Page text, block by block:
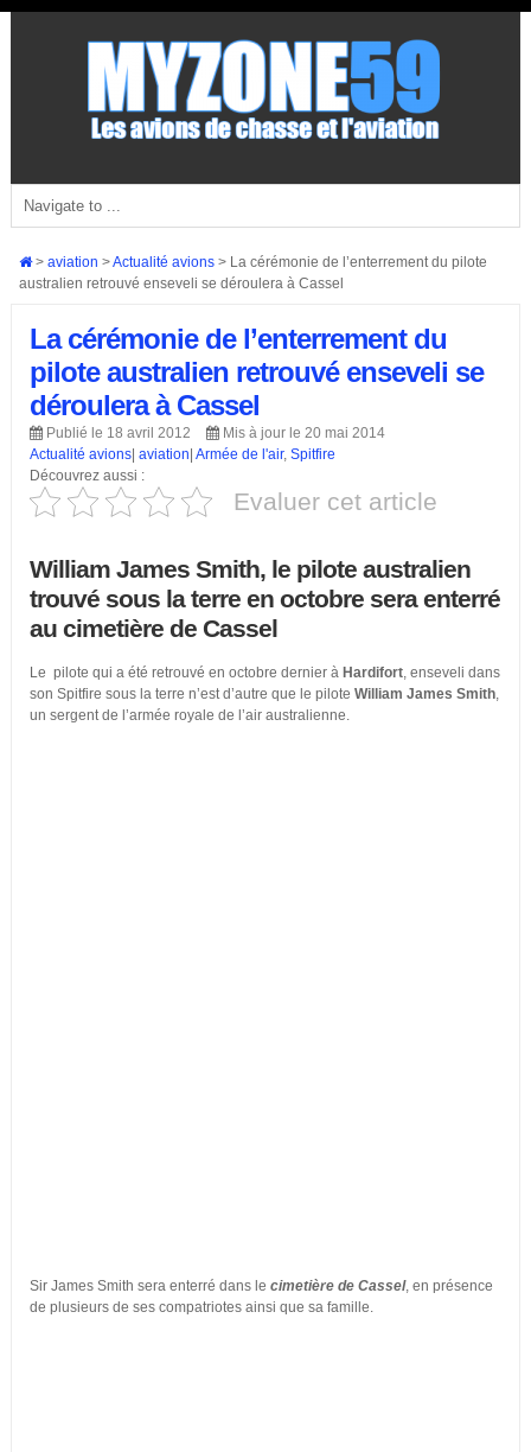
> aviation >Actualité avions> La cérémonie de l’enterrement du pilote
australien retrouvé enseveli se déroulera à Cassel
La cérémonie de l’enterrement du
pilote australien retrouvé enseveli se
déroulera à Cassel
Publié le 18 avril 2012
Mis à jour le 20 mai 2014
Actualité avions| aviation Armée de l'air, Spitfire
Découvrez aussi :
Evaluer cet article
William James Smith, le pilote australien
trouvé sous la terre en octobre sera enterré
au cimetière de Cassel
Le pilote qui a été retrouvé en octobre dernier à Hardifort, enseveli dans
son Spitfire sous la terre n’est d’autre que le pilote William James Smith,
un sergent de l’armée royale de l’air australienne.
Sir James Smith sera enterré dans le cimetière de Cassel, en présence
de plusieurs de ses compatriotes ainsi que sa famille.